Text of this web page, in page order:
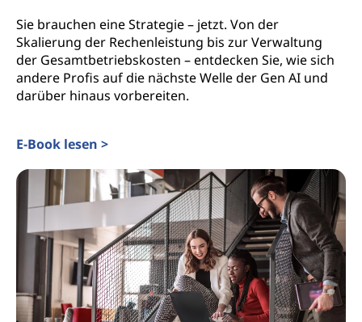
Sie brauchen eine Strategie – jetzt. Von der
Skalierung der Rechenleistung bis zur Verwaltung
der Gesamtbetriebskosten – entdecken Sie, wie sich
andere Profis auf die nächste Welle der Gen AI und
darüber hinaus vorbereiten.
E-Book lesen >